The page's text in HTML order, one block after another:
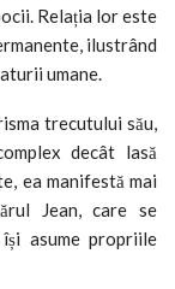
Relația lor este
ilustrând
umane.
trecutului său,
decât lasă
ea manifestă mai
Jean, care se
asume propriile